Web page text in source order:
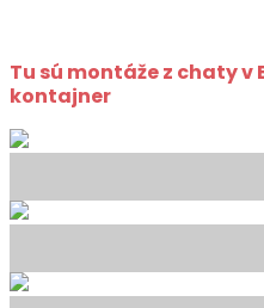
Tu sú montáže z chaty v
kontajner